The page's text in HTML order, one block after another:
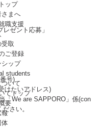
ップ
さまへ
職支援
取
ご登録
シップ
students
いて
てトップ
要
報
体
ゼント応募」
号)
けたいアドレス)
「We are SAPPORO」係(con
さい。